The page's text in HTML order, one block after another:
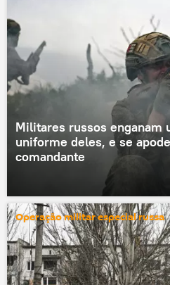
Militares russos enganam
uniforme deles, e se
comandante
Operação militar especial russa